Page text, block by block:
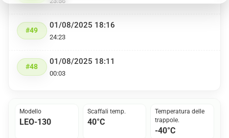
#49
01/08/2025 18:16
24:23
#48
01/08/2025 18:11
00:03
Modello
LEO-130
Scaffali temp.
40°C
Temperatura delle
trappole.
-40°C